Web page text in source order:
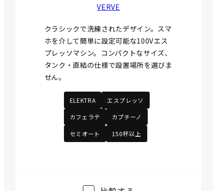
VERVE
クラシックで洗練されたデザイン。スマ
ホを介して簡単に設定可能な100Vエス
プレッソマシン。コンパクトなサイズ、
タンク・直結の仕様で設置場所を選びま
せん。
ELEKTRA エスプレッソ
カフェラテ カプチーノ
セミオート 150杯以上